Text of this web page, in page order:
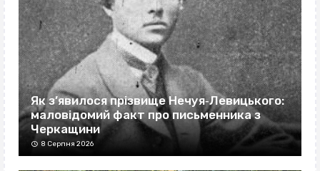
Як з’явилося прізвище Нечуя‐Левицького:
маловідомий факт про письменника з
Черкащини
8 Серпня 2026